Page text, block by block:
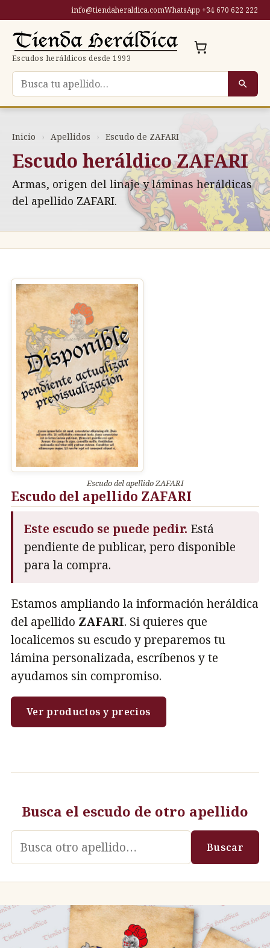
contenido
info@tiendaheraldica.comWhatsApp +34 670 622 222
Escudos heráldicos desde 1993
Buscar escudo por apellido
Inicio › Apellidos › Escudo de ZAFARI
Escudo heráldico ZAFARI
Armas, origen del linaje y láminas heráldicas
del apellido ZAFARI.
Escudo del apellido ZAFARI
Escudo del apellido ZAFARI
Este escudo se puede pedir. Está
pendiente de publicar, pero disponible
para la compra.
Estamos ampliando la información heráldica
del apellido ZAFARI. Si quieres que
localicemos su escudo y preparemos tu
lámina personalizada, escríbenos y te
ayudamos sin compromiso.
Ver productos y precios
Busca el escudo de otro apellido
Apellido
Buscar